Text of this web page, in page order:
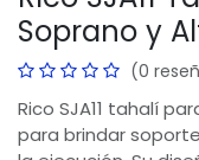
Soprano y
(0
Rico SJA11 tahalí
para brindar